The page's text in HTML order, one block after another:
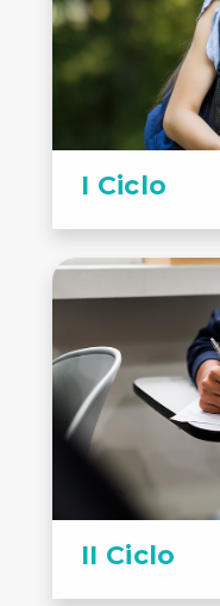
I Ciclo
II Ciclo